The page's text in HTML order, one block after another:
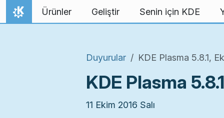
İçeriğe atla
Ana Sayfa
Ürünler Geliştir Senin için KDE
Duyurular KDE Plasma 5.8.1,
KDE Plasma
11 Ekim 2016 Salı